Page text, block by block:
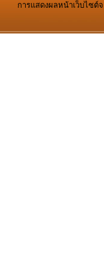
การแสดงผลหน้าเว็บไซต์